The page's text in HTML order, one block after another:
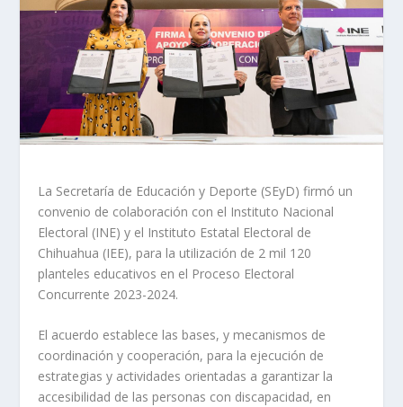
La Secretaría de Educación y Deporte (SEyD) firmó un
convenio de colaboración con el Instituto Nacional
Electoral (INE) y el Instituto Estatal Electoral de
Chihuahua (IEE), para la utilización de 2 mil 120
planteles educativos en el Proceso Electoral
Concurrente 2023-2024.
El acuerdo establece las bases, y mecanismos de
coordinación y cooperación, para la ejecución de
estrategias y actividades orientadas a garantizar la
accesibilidad de las personas con discapacidad, en